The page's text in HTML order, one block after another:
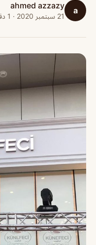
a
ahmed azzazy
21 سبتمبر 2020 · 1 دقائق قراءة